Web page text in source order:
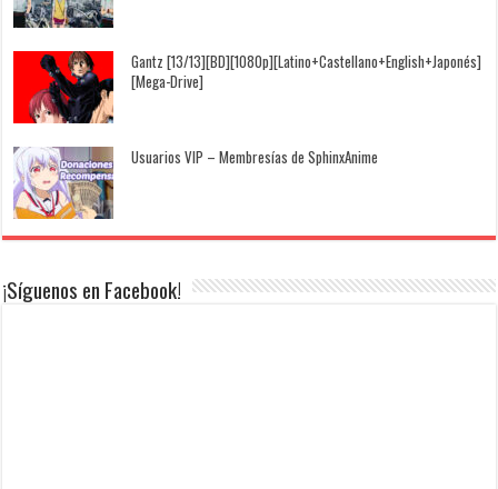
Gantz [13/13][BD][1080p][Latino+Castellano+English+Japonés]
[Mega-Drive]
Usuarios VIP – Membresías de SphinxAnime
¡Síguenos en Facebook!